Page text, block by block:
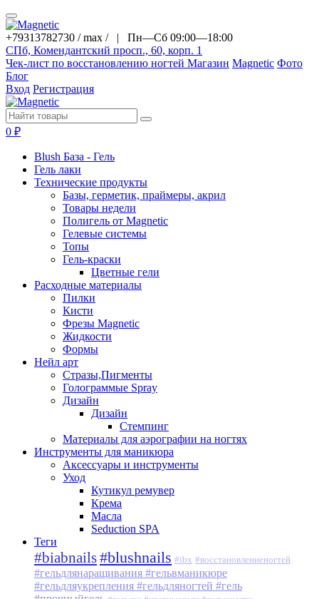
+79313782730 / max / | Пн—Сб 09:00—18:00
СПб, Комендантский просп., 60, корп. 1
Чек-лист по восстановлению ногтей Магазин Magnetic Фото
Блог
Вход Регистрация
0 ₽
Blush База - Гель
Гель лаки
Технические продукты
Базы, герметик, праймеры, акрил
Товары недели
Полигель от Magnetic
Гелевые системы
Топы
Гель-краски
Цветные гели
Расходные материалы
Пилки
Кисти
Фрезы Magnetic
Жидкости
Формы
Нейл арт
Стразы,Пигменты
Голограммые Spray
Дизайн
Дизайн
Стемпинг
Материалы для аэрографии на ногтях
Инструменты для маникюра
Аксессуары и инструменты
Уход
Кутикул ремувер
Крема
Масла
Seduction SPA
Теги
#biabnails#blushnails #ibx #восстановлениеногтей
#гельдлянаращивания #гельвманикюре
#гельдляукрепления #гельдляногтей #гель